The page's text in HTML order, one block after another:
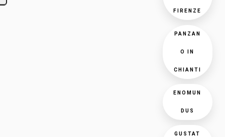
FIRENZE
PANZAN
O IN
CHIANTI
ENOMUN
DUS
GUSTAT